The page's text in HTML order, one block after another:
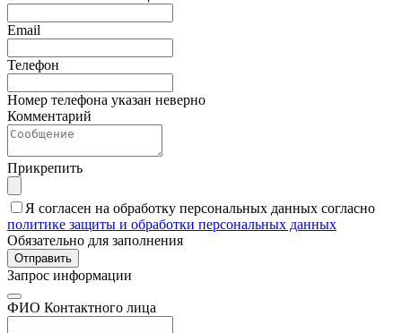
Email
Телефон
Номер телефона указан неверно
Комментарий
Прикрепить
Я согласен на обработку персональных данных согласно
политике защиты и обработки персональных данных
Обязательно для заполнения
Отправить
Запрос информации
ФИО Контактного лица